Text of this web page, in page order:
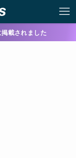
載されました